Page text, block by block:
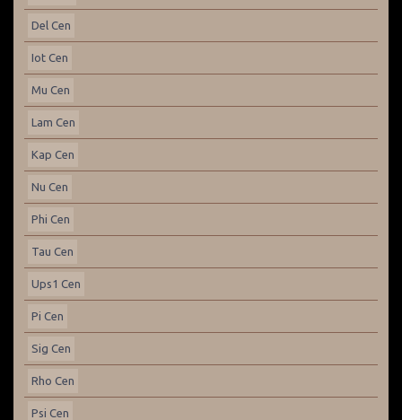
Del Cen
Iot Cen
Mu Cen
Lam Cen
Kap Cen
Nu Cen
Phi Cen
Tau Cen
Ups1 Cen
Pi Cen
Sig Cen
Rho Cen
Psi Cen